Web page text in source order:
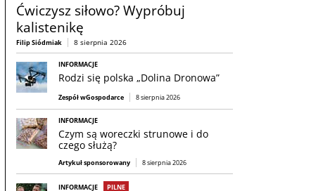
Ćwiczysz siłowo? Wypróbuj
kalistenikę
Filip Siódmiak 8 sierpnia 2026
INFORMACJE
Rodzi się polska „Dolina Dronowa”
Zespół wGospodarce 8 sierpnia 2026
INFORMACJE
Czym są woreczki strunowe i do
czego służą?
Artykuł sponsorowany 8 sierpnia 2026
INFORMACJE PILNE